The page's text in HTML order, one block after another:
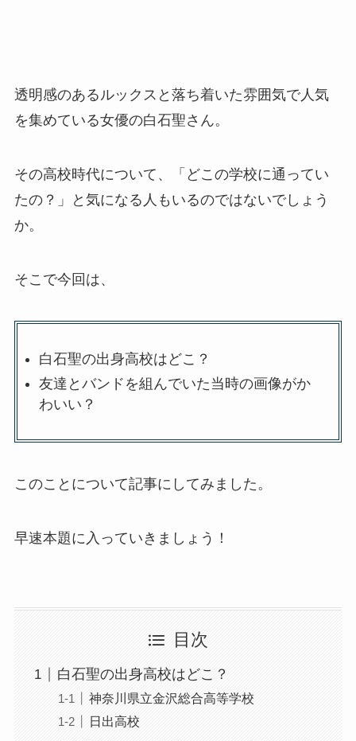
透明感のあるルックスと落ち着いた雰囲気で人気
を集めている女優の白石聖さん。
その高校時代について、「どこの学校に通ってい
たの？」と気になる人もいるのではないでしょう
か。
そこで今回は、
白石聖の出身高校はどこ？
友達とバンドを組んでいた当時の画像がか
わいい？
このことについて記事にしてみました。
早速本題に入っていきましょう！
目次
白石聖の出身高校はどこ？
神奈川県立金沢総合高等学校
日出高校